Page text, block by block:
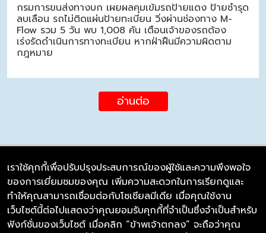
กรมการขนส่งทางบก เผยผลคุมเข้มรถป้ายแดง ป้ายชำรุด
ลบเลือน รถไม่ติดแผ่นป้ายทะเบียน วิ่งผ่านช่องทาง M-
Flow รวม 5 วัน พบ 1,008 คัน เตือนเจ้าของรถต้อง
เร่งรัดดำเนินการทางทะเบียน หากฝ่าฝืนมีความผิดตาม
กฎหมาย
อ่านต่อ
บริษัท ซิมลิงค์ จำกัด
98/226 Bangrakyai-Baanmai Road,
Bangyai, Nonthaburi 11140
เราใช้คุกกี้เพื่อปรับปรุงประสบการณ์ของผู้ใช้และความพึงพอใจ
ของการเยี่ยมชมของคุณ เพิ่มความสะดวกในการเรียกดูและ
ทำให้คุณสามารถเชื่อมต่อกับโซเชียลมีเดีย เมื่อคุณใช้งาน
เว็บไซต์นี้ต่อไปแสดงว่าคุณยอมรับคุกกี้ที่จำเป็นซึ่งจำเป็นสำหรับ
ฟังก์ชั่นของเว็บไซต์ เมื่อคลิก “ข้าพเจ้าตกลง” จะถือว่าคุณ